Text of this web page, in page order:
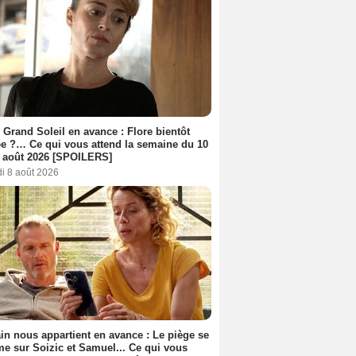
Grand Soleil en avance : Flore bientôt
?… Ce qui vous attend la semaine du 10
2026 [SPOILERS]
8 août 2026
nous appartient en avance : Le piège se
sur Soizic et Samuel... Ce qui vous